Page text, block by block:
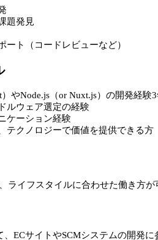
題発見
ート（コードレビューなど）
）やNode.js（or Nuxt.js）の開発経験
ルウェア選定の経験
ケーション経験
テクノロジーで価値を提供できる方
ライフスタイルに合わせた働き方が
、ECサイトやSCMシステムの開発に